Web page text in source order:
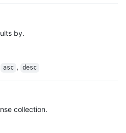
by.
asc , desc
collection.